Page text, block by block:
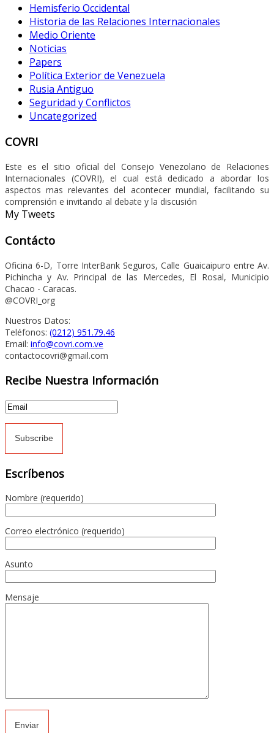
Hemisferio Occidental
Historia de las Relaciones Internacionales
Medio Oriente
Noticias
Papers
Política Exterior de Venezuela
Rusia Antiguo
Seguridad y Conflictos
Uncategorized
COVRI
Este es el sitio oficial del Consejo Venezolano de Relaciones
Internacionales (COVRI), el cual está dedicado a abordar los
aspectos mas relevantes del acontecer mundial, facilitando su
comprensión e invitando al debate y la discusión
My Tweets
Contácto
Oficina 6-D, Torre InterBank Seguros, Calle Guaicaipuro entre Av.
Pichincha y Av. Principal de las Mercedes, El Rosal, Municipio
Chacao - Caracas.
@COVRI_org
Nuestros Datos:
Teléfonos: (0212) 951.79.46
Email: info@covri.com.ve
contactocovri@gmail.com
Recibe Nuestra Información
Escríbenos
Nombre (requerido)
Correo electrónico (requerido)
Asunto
Mensaje